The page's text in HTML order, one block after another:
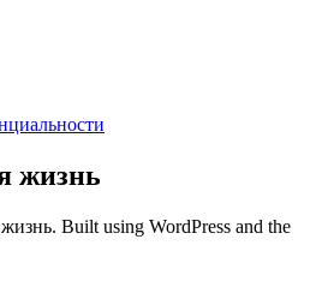
жизнь
Built using WordPress and the